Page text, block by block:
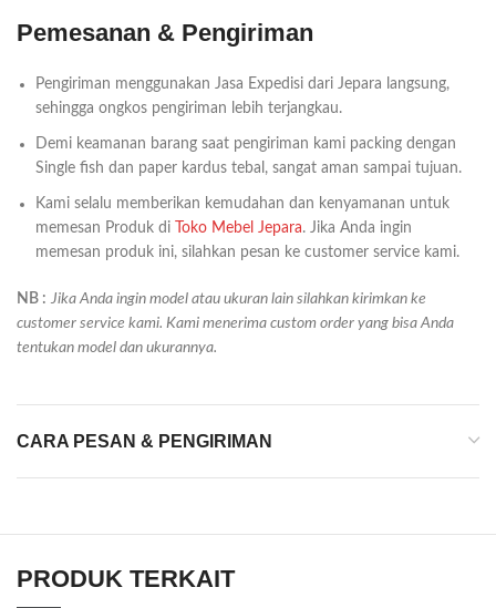
Pemesanan & Pengiriman
Pengiriman menggunakan Jasa Expedisi dari Jepara langsung,
sehingga ongkos pengiriman lebih terjangkau.
Demi keamanan barang saat pengiriman kami packing dengan
Single fish dan paper kardus tebal, sangat aman sampai tujuan.
Kami selalu memberikan kemudahan dan kenyamanan untuk
memesan Produk di
Toko Mebel Jepara. Jika Anda ingin
memesan produk ini, silahkan pesan ke customer service kami.
NB : Jika Anda ingin model atau ukuran lain silahkan kirimkan ke
customer service kami. Kami menerima custom order yang bisa Anda
tentukan model dan ukurannya.
CARA PESAN & PENGIRIMAN
PRODUK TERKAIT